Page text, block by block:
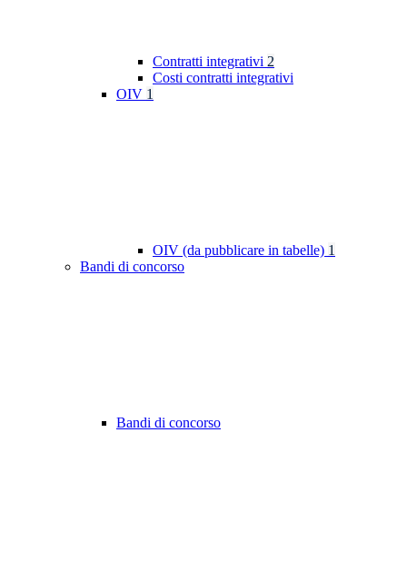
Contratti integrativi 2
Costi contratti integrativi
OIV 1
OIV (da pubblicare in tabelle) 1
Bandi di concorso
Bandi di concorso